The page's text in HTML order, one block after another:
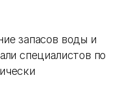
запасов воды и
специалистов по